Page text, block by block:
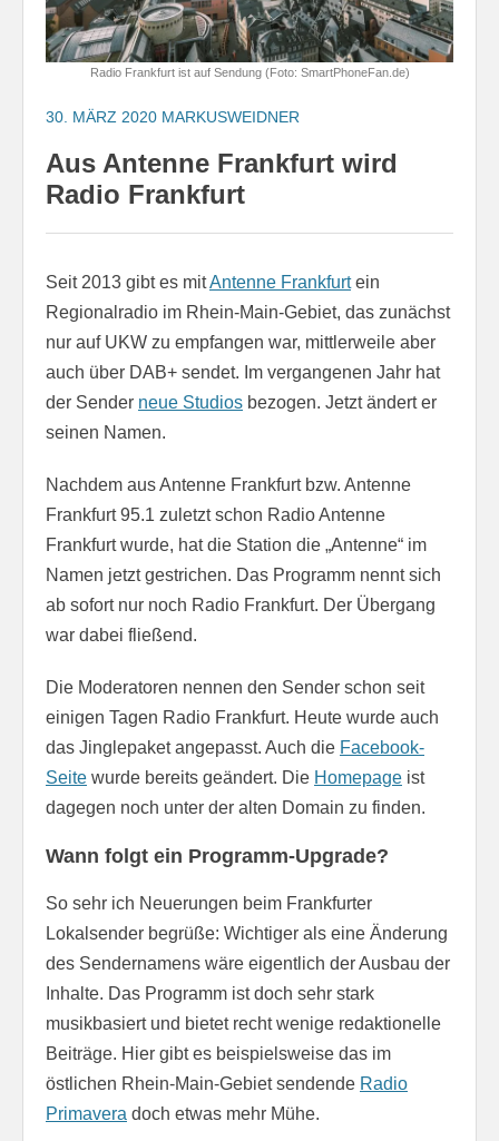
Radio Frankfurt ist auf Sendung (Foto: SmartPhoneFan.de)
30. MÄRZ 2020 MARKUSWEIDNER
Aus Antenne Frankfurt wird
Radio Frankfurt
Seit 2013 gibt es mitAntenne Frankfurtein
Regionalradio im Rhein-Main-Gebiet, das zunächst
nur auf UKW zu empfangen war, mittlerweile aber
auch über DAB+ sendet. Im vergangenen Jahr hat
der Sender neue Studios bezogen. Jetzt ändert er
seinen Namen.
Nachdem aus Antenne Frankfurt bzw. Antenne
Frankfurt 95.1 zuletzt schon Radio Antenne
Frankfurt wurde, hat die Station die „Antenne“ im
Namen jetzt gestrichen. Das Programm nennt sich
ab sofort nur noch Radio Frankfurt. Der Übergang
war dabei fließend.
Die Moderatoren nennen den Sender schon seit
einigen Tagen Radio Frankfurt. Heute wurde auch
das Jinglepaket angepasst. Auch die Facebook-
Seite wurde bereits geändert. Die Homepage ist
dagegen noch unter der alten Domain zu finden.
Wann folgt ein Programm-Upgrade?
So sehr ich Neuerungen beim Frankfurter
Lokalsender begrüße: Wichtiger als eine Änderung
des Sendernamens wäre eigentlich der Ausbau der
Inhalte. Das Programm ist doch sehr stark
musikbasiert und bietet recht wenige redaktionelle
Beiträge. Hier gibt es beispielsweise das im
östlichen Rhein-Main-Gebiet sendende Radio
Primavera doch etwas mehr Mühe.